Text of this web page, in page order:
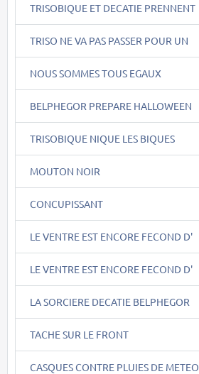
TRISOBIQUE ET DECATIE PRENNENT
TRISO NE VA PAS PASSER POUR UN
NOUS SOMMES TOUS EGAUX
BELPHEGOR PREPARE HALLOWEEN
TRISOBIQUE NIQUE LES BIQUES
MOUTON NOIR
CONCUPISSANT
LE VENTRE EST ENCORE FECOND D'
LE VENTRE EST ENCORE FECOND D'
LA SORCIERE DECATIE BELPHEGOR
TACHE SUR LE FRONT
CASQUES CONTRE PLUIES DE METEO